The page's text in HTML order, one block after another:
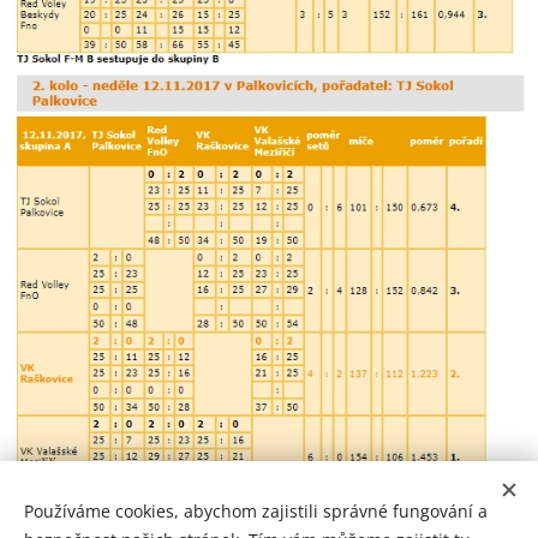
Používáme cookies, abychom zajistili správné fungování a